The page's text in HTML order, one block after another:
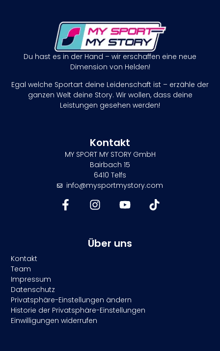
Du hast es in der Hand – wir erschaffen eine neue
Dimension von Helden!
Egal welche Sportart deine Leidenschaft ist – erzähle der
ganzen Welt deine Story. Wir wollen, dass deine
Leistungen gesehen werden!
Kontakt
MY SPORT MY STORY GmbH
Bairbach 15
6410 Telfs
info@mysportmystory.com
Über uns
Kontakt
Team
Impressum
Datenschutz
Privatsphäre-Einstellungen ändern
Historie der Privatsphäre-Einstellungen
Einwilligungen widerrufen